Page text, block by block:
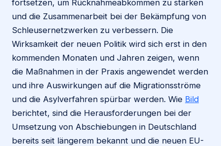
fortsetzen, um Rücknahmeabkommen zu stärken
und die Zusammenarbeit bei der Bekämpfung von
Schleusernetzwerken zu verbessern. Die
Wirksamkeit der neuen Politik wird sich erst in den
kommenden Monaten und Jahren zeigen, wenn
die Maßnahmen in der Praxis angewendet werden
und ihre Auswirkungen auf die Migrationsströme
und die Asylverfahren spürbar werden. Wie Bild
berichtet, sind die Herausforderungen bei der
Umsetzung von Abschiebungen in Deutschland
bereits seit längerem bekannt und die neuen EU-